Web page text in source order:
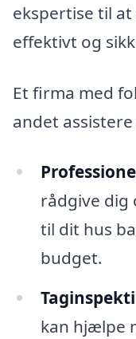
ekspertise til
effektivt og
Et firma med
andet
rådgive dig
til dit hus
budget.
kan hjælpe